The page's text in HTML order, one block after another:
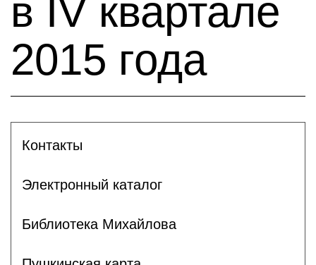
в IV квартале
2015 года
Контакты
Электронный каталог
Библиотека Михайлова